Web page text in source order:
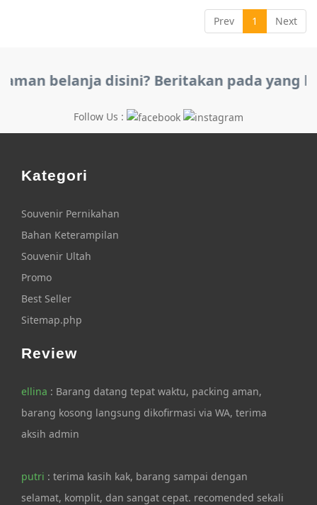
Prev 1 Next
belanja disini? Beritakan pada yang
Follow Us :
Kategori
Souvenir Pernikahan
Bahan Keterampilan
Souvenir Ultah
Promo
Best Seller
Sitemap.php
Review
ellina : Barang datang tepat waktu, packing aman,
barang kosong langsung dikofirmasi via WA, terima
aksih admin
putri : terima kasih kak, barang sampai dengan
selamat, komplit, dan sangat cepat. recomended sekali